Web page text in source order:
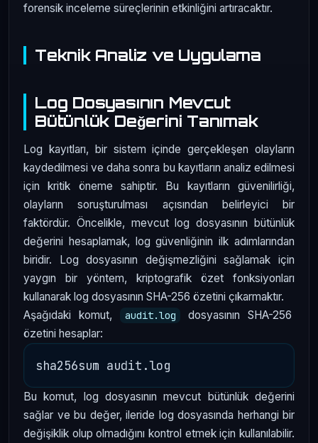
forensik inceleme süreçlerinin etkinliğini artıracaktır.
Teknik Analiz ve Uygulama
Log Dosyasının Mevcut
Bütünlük Değerini Tanımak
Log kayıtları, bir sistem içinde gerçekleşen olayların
kaydedilmesi ve daha sonra bu kayıtların analiz edilmesi
için kritik öneme sahiptir. Bu kayıtların güvenilirliği,
olayların soruşturulması açısından belirleyici bir
faktördür. Öncelikle, mevcut log dosyasının bütünlük
değerini hesaplamak, log güvenliğinin ilk adımlarından
biridir. Log dosyasının değişmezliğini sağlamak için
yaygın bir yöntem, kriptografik özet fonksiyonları
kullanarak log dosyasının SHA-256 özetini çıkarmaktır.
Aşağıdaki komut,
audit.log
dosyasının SHA-256
özetini hesaplar:
Bu komut, log dosyasının mevcut bütünlük değerini
sağlar ve bu değer, ileride log dosyasında herhangi bir
değişiklik olup olmadığını kontrol etmek için kullanılabilir.